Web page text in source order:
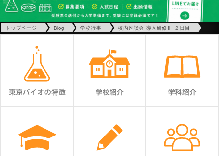
トップページ Blog 学校行事 校内座談会 導入研修Ⅲ ２日目